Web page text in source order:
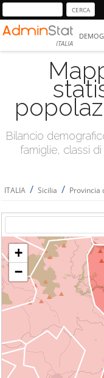
ITALIA
Bilancio
famiglie, classi
ITALIA / Sicilia / Provincia